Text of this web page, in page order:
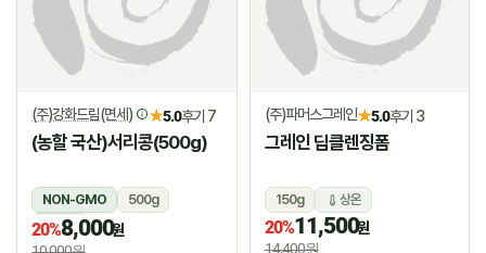
(주)강화드림(면세) ★5.0후기 7
(농할 국산)서리콩(500g)
NON-GMO
500g
상온
20%8,000원
(주)파머스그레인★5.0후기 3
그레인 딥클렌징폼
150g 상온
20%11,500원
14,400원